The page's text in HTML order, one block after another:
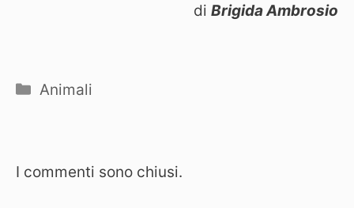
di Brigida Ambrosio
Categorie
Animali
I commenti sono chiusi.